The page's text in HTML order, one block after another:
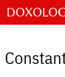
Skip
to
main